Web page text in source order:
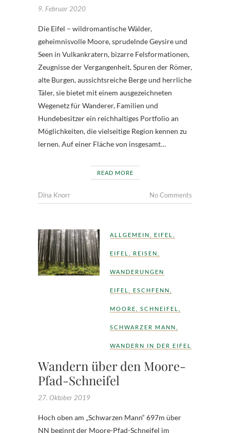
9. Februar 2020
Die Eifel – wildromantische Wälder,
geheimnisvolle Moore, sprudelnde Geysire und
Seen in Vulkankratern, bizarre Felsformationen,
Zeugnisse der Vergangenheit, Spuren der Römer,
alte Burgen, aussichtsreiche Berge und herrliche
Täler, sie bietet mit einem ausgezeichneten
Wegenetz für Wanderer, Familien und
Hundebesitzer ein reichhaltiges Portfolio an
Möglichkeiten, die vielseitige Region kennen zu
lernen. Auf einer Fläche von insgesamt…
READ MORE
Dina Knorr No Comments
ALLGEMEIN EIFEL
EIFEL REISEN
WANDERUNGEN
EIFEL ESCHFENN
MOORE SCHNEIFEL
SCHWARZER MANN
WANDERN IN DER EIFEL
Wandern über den Moore-
Pfad-Schneifel
27. Oktober 2019
Hoch oben am „Schwarzen Mann“ 697m über
NN beginnt der Moore-Pfad-Schneifel im